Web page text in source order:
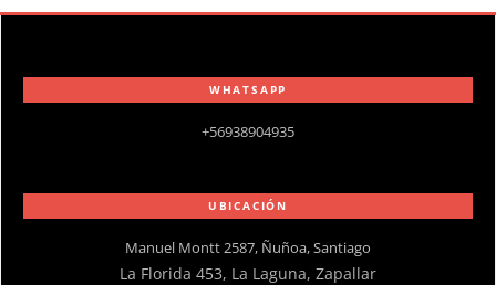
WHATSAPP
+56938904935
UBICACIÓN
Manuel Montt 2587, Ñuñoa, Santiago
La Florida 453, La Laguna, Zapallar